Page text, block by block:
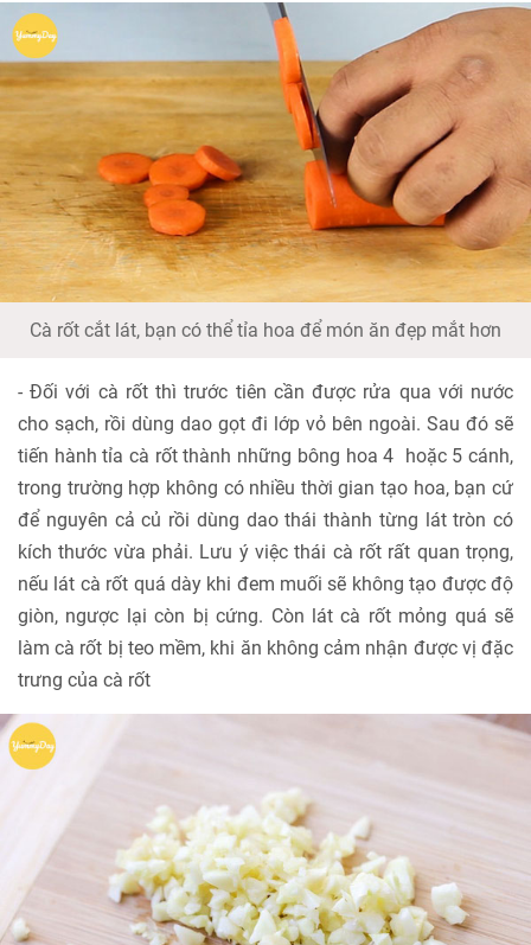
Cà rốt cắt lát, bạn có thể tỉa hoa để món ăn đẹp mắt hơn
- Đối với cà rốt thì trước tiên cần được rửa qua với nước
cho sạch, rồi dùng dao gọt đi lớp vỏ bên ngoài. Sau đó sẽ
tiến hành tỉa cà rốt thành những bông hoa 4 hoặc 5 cánh,
trong trường hợp không có nhiều thời gian tạo hoa, bạn cứ
để nguyên cả củ rồi dùng dao thái thành từng lát tròn có
kích thước vừa phải. Lưu ý việc thái cà rốt rất quan trọng,
nếu lát cà rốt quá dày khi đem muối sẽ không tạo được độ
giòn, ngược lại còn bị cứng. Còn lát cà rốt mỏng quá sẽ
làm cà rốt bị teo mềm, khi ăn không cảm nhận được vị đặc
trưng của cà rốt